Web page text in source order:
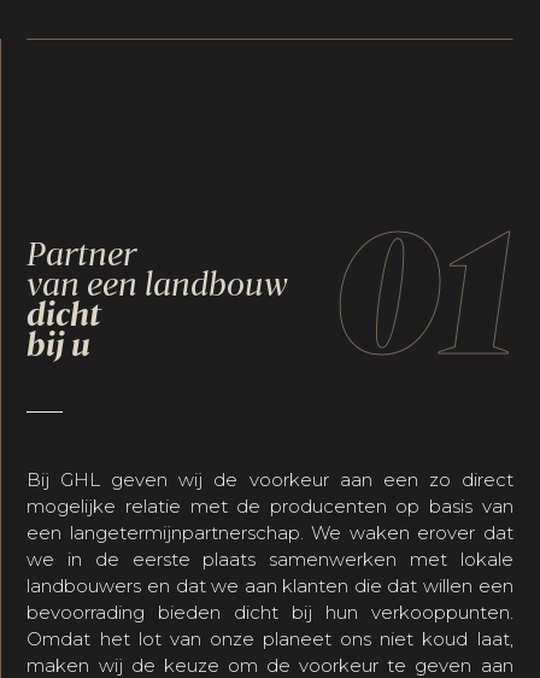
01
Partner
van een landbouw
dicht
bij u
Bij GHL geven wij de voorkeur aan een zo direct
mogelijke relatie met de producenten op basis van
een langetermijnpartnerschap. We waken erover dat
we in de eerste plaats samenwerken met lokale
landbouwers en dat we aan klanten die dat willen een
bevoorrading bieden dicht bij hun verkooppunten.
Omdat het lot van onze planeet ons niet koud laat,
maken wij de keuze om de voorkeur te geven aan